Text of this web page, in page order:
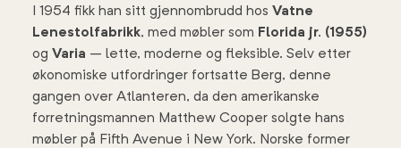
I 1954 fikk han sitt gjennombrudd hos Vatne
Lenestolfabrikk, med møbler som Florida jr. (1955)
og Varia – lette, moderne og fleksible. Selv etter
økonomiske utfordringer fortsatte Berg, denne
gangen over Atlanteren, da den amerikanske
forretningsmannen Matthew Cooper solgte hans
møbler på Fifth Avenue i New York. Norske former